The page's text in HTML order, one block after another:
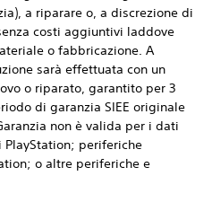
a riparare o, a discrezione di
costi aggiuntivi laddove
o fabbricazione. A
sarà effettuata con un
o riparato, garantito per 3
di garanzia SIEE originale
non è valida per i dati
periferiche
o altre periferiche e